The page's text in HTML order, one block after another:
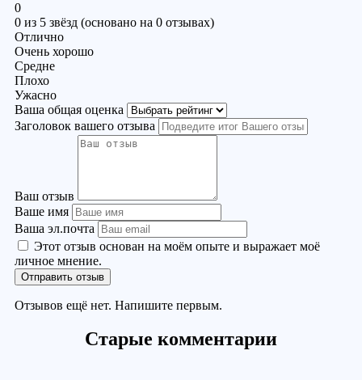
0
0 из 5 звёзд (основано на 0 отзывах)
Отлично
Очень хорошо
Средне
Плохо
Ужасно
Ваша общая оценка
Заголовок вашего отзыва
Ваш отзыв
Ваше имя
Ваша эл.почта
Этот отзыв основан на моём опыте и выражает моё
личное мнение.
Отправить отзыв
Отзывов ещё нет. Напишите первым.
Старые комментарии